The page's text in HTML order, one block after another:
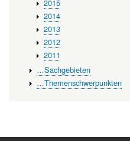
2015
2014
2013
2012
2011
…Sachgebieten
…Themenschwerpunkten